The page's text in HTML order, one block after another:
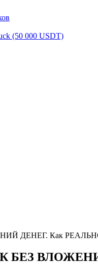
(50 000 USDT)
Как РЕАЛЬНО
ВЛОЖЕНИЙ